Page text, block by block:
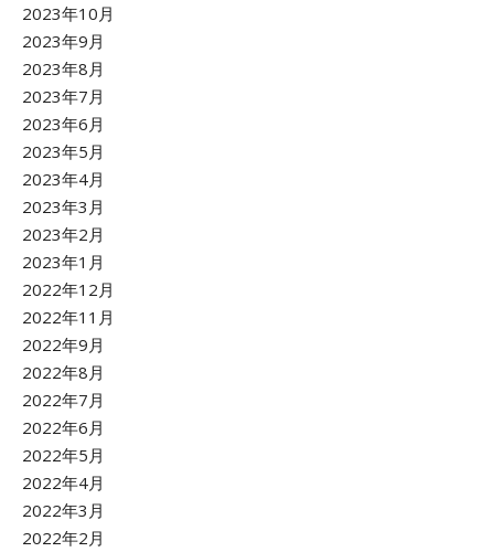
2023年10月
2023年9月
2023年8月
2023年7月
2023年6月
2023年5月
2023年4月
2023年3月
2023年2月
2023年1月
2022年12月
2022年11月
2022年9月
2022年8月
2022年7月
2022年6月
2022年5月
2022年4月
2022年3月
2022年2月